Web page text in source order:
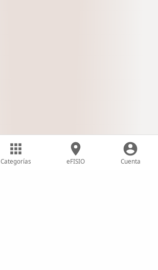
Categorías eFISIO Cuenta